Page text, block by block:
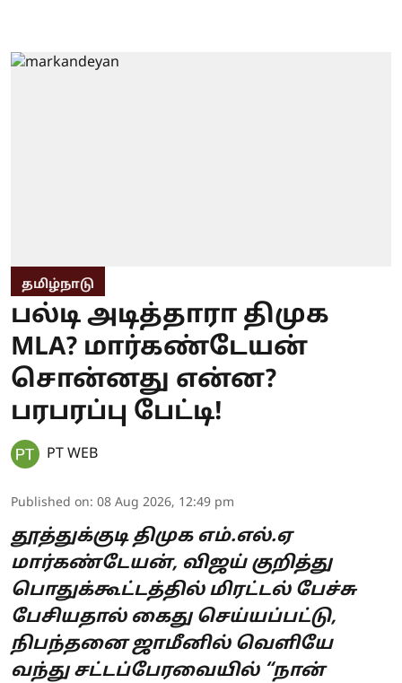
தமிழ்நாடு
பல்டி அடித்தாரா திமுக
MLA? மார்கண்டேயன்
சொன்னது என்ன?
பரபரப்பு பேட்டி!
PT WEB
Published on: 08 Aug 2026, 12:49 pm
தூத்துக்குடி திமுக எம்.எல்.ஏ
மார்கண்டேயன், விஜய் குறித்து
பொதுக்கூட்டத்தில் மிரட்டல் பேச்சு
பேசியதால் கைது செய்யப்பட்டு,
நிபந்தனை ஜாமீனில் வெளியே
வந்து சட்டப்பேரவையில் “நான்